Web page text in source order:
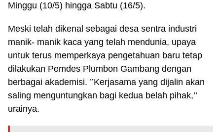
Minggu (10/5) hingga Sabtu (16/5).
Meski telah dikenal sebagai desa sentra industri
manik- manik kaca yang telah mendunia, upaya
untuk terus memperkaya pengetahuan baru tetap
dilakukan Pemdes Plumbon Gambang dengan
berbagai akademisi. ’’Kerjasama yang dijalin akan
saling menguntungkan bagi kedua belah pihak,’’
urainya.